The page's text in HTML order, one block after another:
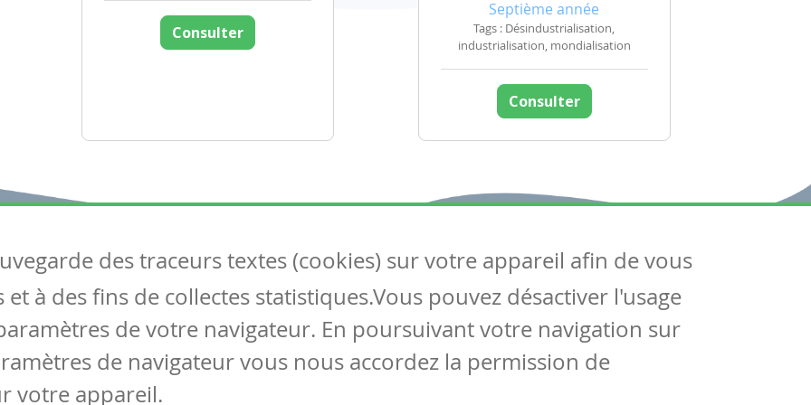
Consulter
Septième année
Tags : Désindustrialisation,
industrialisation, mondialisation
Consulter
Articles
Tous les articles
Articles DYS
Circulaires
Suivez-nous
Contactez-nous
Soutien scolaire
des traceurs textes (cookies) sur votre appareil afin de vous
à des fins de collectes statistiques.Vous pouvez désactiver l'usage
de votre navigateur. En poursuivant votre navigation sur
de navigateur vous nous accordez la permission de
votre appareil.